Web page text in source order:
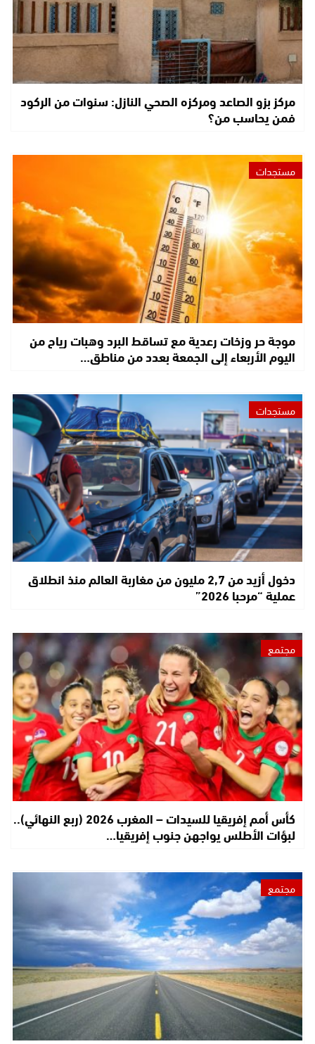
مركز بزو الصاعد ومركزه الصحي النازل: سنوات من الركود
فمن يحاسب من؟
مستجدات
موجة حر وزخات رعدية مع تساقط البرد وهبات رياح من
اليوم الأربعاء إلى الجمعة بعدد من مناطق…
مستجدات
دخول أزيد من 2,7 مليون من مغاربة العالم منذ انطلاق
عملية “مرحبا 2026”
مجتمع
كأس أمم إفريقيا للسيدات – المغرب 2026 (ربع النهائي)..
لبؤات الأطلس يواجهن جنوب إفريقيا…
مجتمع